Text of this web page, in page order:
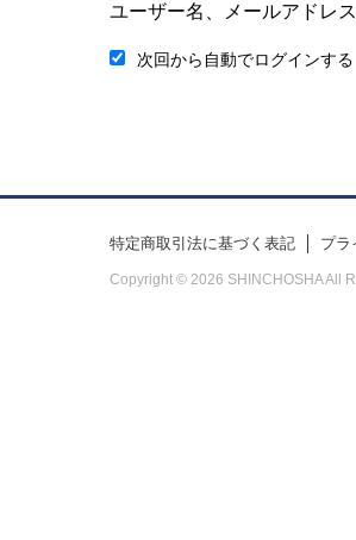
ユーザー名、メールアドレ
次回から自動でログインする
特定商取引法に基づく表記 プラ
Copyright © 2026 SHINCHOSHA All